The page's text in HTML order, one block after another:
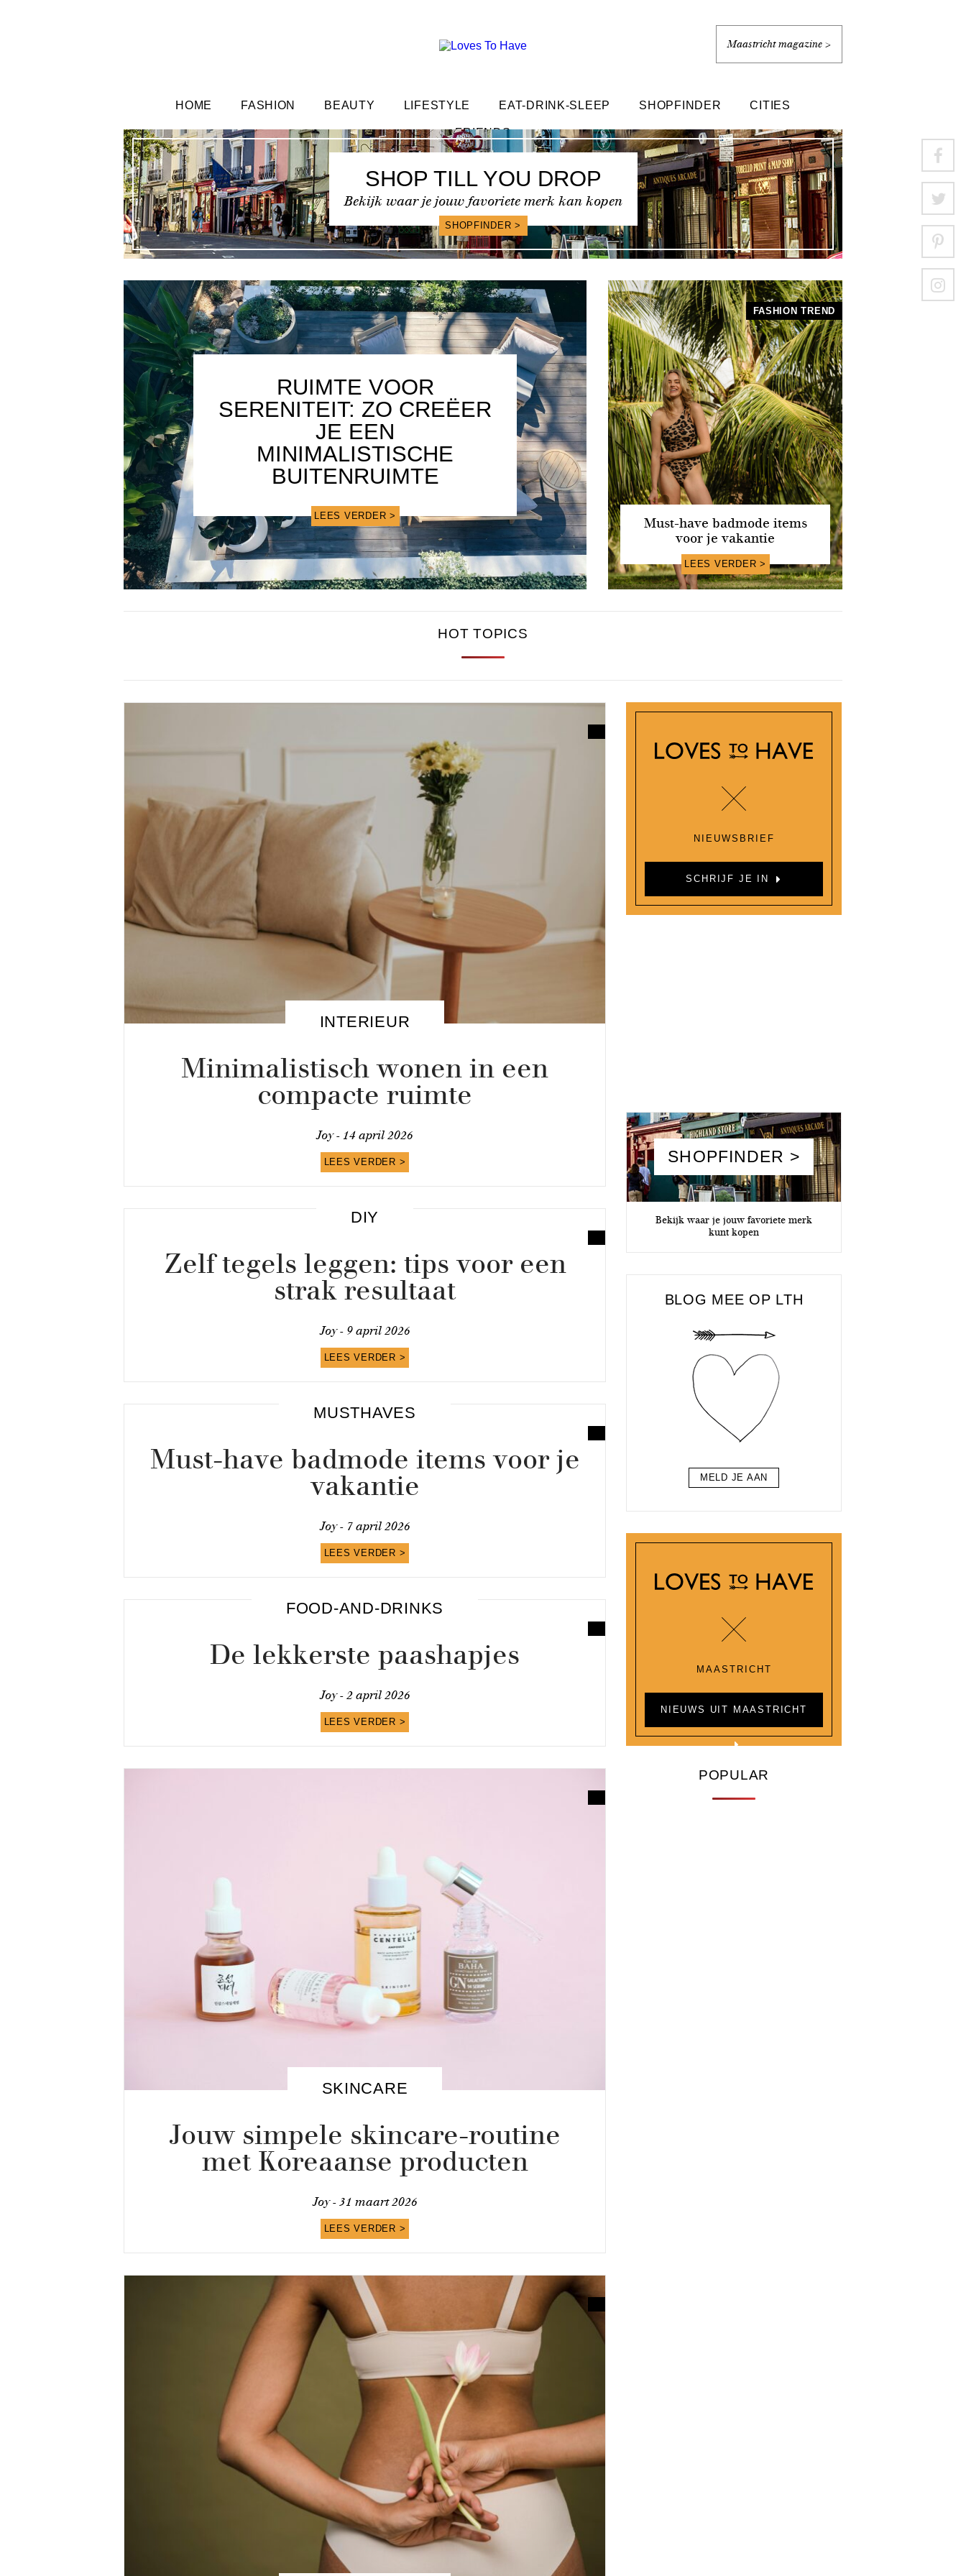
Maastricht magazine >
HOME FASHION BEAUTY LIFESTYLE EAT-DRINK-SLEEP SHOPFINDER CITIES
FRIENDS
SHOP TILL YOU DROP
Bekijk waar je jouw favoriete merk kan kopen
SHOPFINDER >
RUIMTE VOOR
SERENITEIT: ZO CREËER
JE EEN
MINIMALISTISCHE
BUITENRUIMTE
LEES VERDER >
FASHION TREND
Must-have badmode items
voor je vakantie
LEES VERDER >
HOT TOPICS
INTERIEUR
Minimalistisch wonen in een
compacte ruimte
Joy - 14 april 2026
LEES VERDER >
DIY
Zelf tegels leggen: tips voor een
strak resultaat
Joy - 9 april 2026
LEES VERDER >
MUSTHAVES
Must-have badmode items voor je
vakantie
Joy - 7 april 2026
LEES VERDER >
FOOD-AND-DRINKS
De lekkerste paashapjes
Joy - 2 april 2026
LEES VERDER >
SKINCARE
Jouw simpele skincare-routine
met Koreaanse producten
Joy - 31 maart 2026
LEES VERDER >
NIEUWSBRIEF
SCHRIJF JE IN
SHOPFINDER >
Bekijk waar je jouw favoriete merk
kunt kopen
BLOG MEE OP LTH
MELD JE AAN
MAASTRICHT
NIEUWS UIT MAASTRICHT
POPULAR